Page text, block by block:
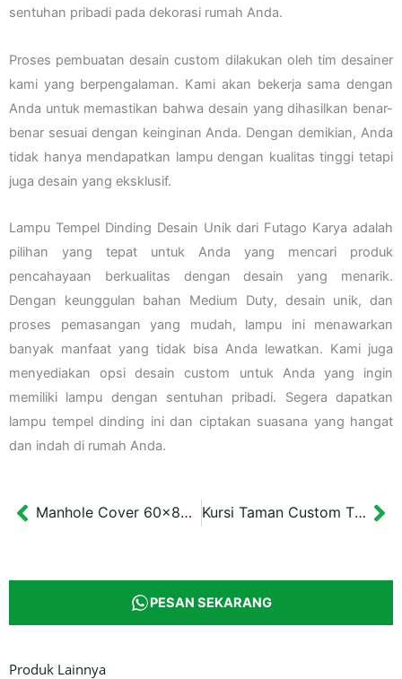
sentuhan pribadi pada dekorasi rumah Anda.
Proses pembuatan desain custom dilakukan oleh tim desainer
kami yang berpengalaman. Kami akan bekerja sama dengan
Anda untuk memastikan bahwa desain yang dihasilkan benar-
benar sesuai dengan keinginan Anda. Dengan demikian, Anda
tidak hanya mendapatkan lampu dengan kualitas tinggi tetapi
juga desain yang eksklusif.
Lampu Tempel Dinding Desain Unik dari Futago Karya adalah
pilihan yang tepat untuk Anda yang mencari produk
pencahayaan berkualitas dengan desain yang menarik.
Dengan keunggulan bahan Medium Duty, desain unik, dan
proses pemasangan yang mudah, lampu ini menawarkan
banyak manfaat yang tidak bisa Anda lewatkan. Kami juga
menyediakan opsi desain custom untuk Anda yang ingin
memiliki lampu dengan sentuhan pribadi. Segera dapatkan
lampu tempel dinding ini dan ciptakan suasana yang hangat
dan indah di rumah Anda.
Prev Manhole Cover 60×80 cm Proyek Saluran Drainase Banjarmasin Kursi Taman Custom Three-Seater Bench
PESAN SEKARANG
Produk Lainnya